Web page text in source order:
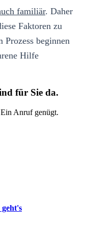
familiär. Daher
Faktoren zu
beginnen
Hilfe
für Sie da.
Anruf genügt.